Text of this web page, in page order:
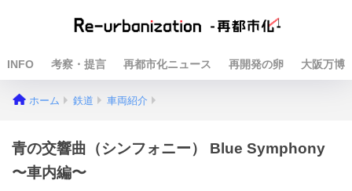
INFO 考察・提言 再都市化ニュース 再開発の卵 大阪万博
ホーム 鉄道 車両紹介
青の交響曲（シンフォニー） Blue Symphony
〜車内編〜